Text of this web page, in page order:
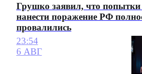
Грушко заявил, что попытки
нанести поражение РФ
провалились
23:54
6 АВГ